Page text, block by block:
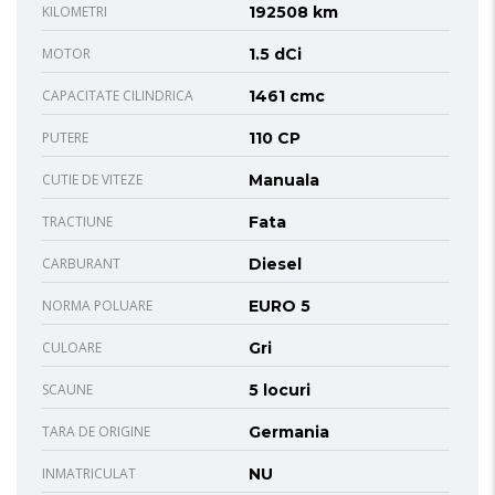
KILOMETRI 192508 km
MOTOR 1.5 dCi
CAPACITATE CILINDRICA 1461 cmc
PUTERE 110 CP
CUTIE DE VITEZE Manuala
TRACTIUNE Fata
CARBURANT Diesel
NORMA POLUARE EURO 5
CULOARE Gri
SCAUNE 5 locuri
TARA DE ORIGINE Germania
INMATRICULAT NU